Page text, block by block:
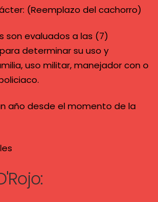
(Reemplazo del cachorro)
son evaluados a las (7)
determinar su uso y
uso militar, manejador con o
año desde el momento de la